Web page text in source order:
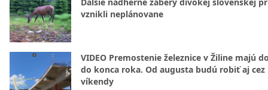
vznikli neplánovane
VIDEO Premostenie železnice v Žiline majú
do konca roka. Od augusta budú robiť aj cez
víkendy